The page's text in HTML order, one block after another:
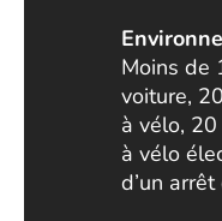
Moins de
voiture,
à vélo, 20
à vélo
d’un